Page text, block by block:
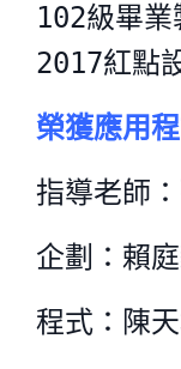
102級畢
2017紅點
榮獲應用
指導老師
企劃：賴
程式：陳